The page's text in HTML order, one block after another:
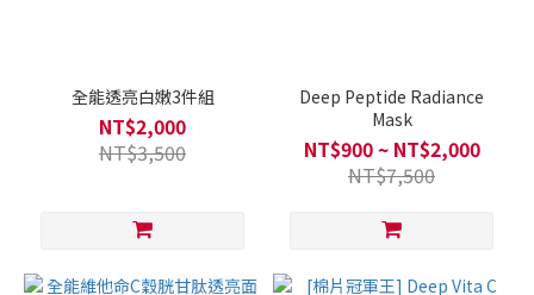
全能透亮白嫩3件組
NT$2,000
NT$3,500
Deep Peptide Radiance
Mask
NT$900 ~ NT$2,000
NT$7,500